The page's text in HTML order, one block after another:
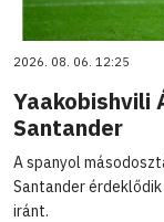
2026. 08. 06. 12:25
Yaakobishvili
Santander
A spanyol
Santander
iránt.